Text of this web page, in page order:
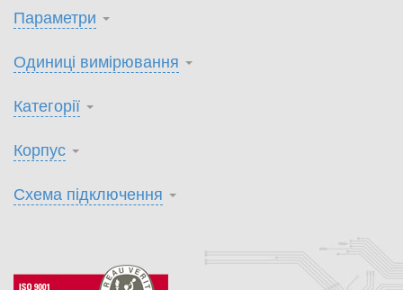
Параметри
Одиниці вимірювання
Категорії
Корпус
Схема підключення